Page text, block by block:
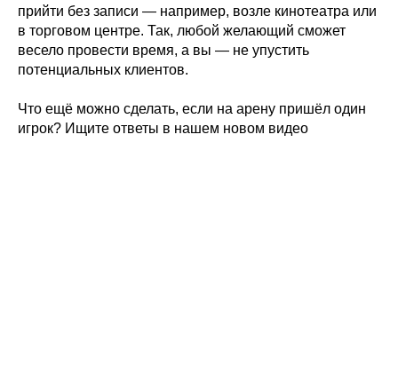
прийти без записи — например, возле кинотеатра или
в торговом центре. Так, любой желающий сможет
весело провести время, а вы — не упустить
потенциальных клиентов.
Что ещё можно сделать, если на арену пришёл один
игрок? Ищите ответы в нашем новом видео